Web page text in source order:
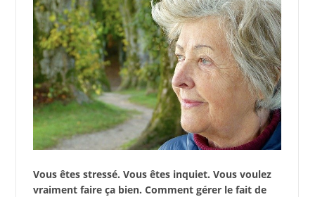
Vous êtes stressé. Vous êtes inquiet. Vous voulez
vraiment faire ça bien. Comment gérer le fait de